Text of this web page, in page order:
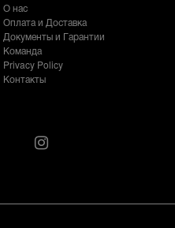
О нас
Оплата и Доставка
Документы и Гарантии
Команда
Privacy Policy
Контакты